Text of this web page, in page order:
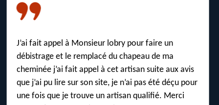
Ponctuel, Rapide & Efficace. Prix raisonnable.
Pédagogue et prodigue de bons conseils.